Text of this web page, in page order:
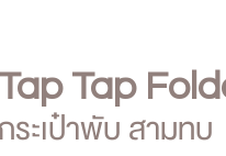
Tap Tap
ระเป๋าพับ สามทบ